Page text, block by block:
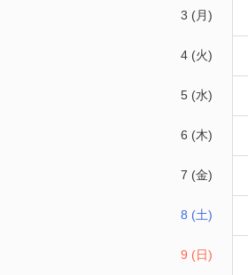
3 (月)
4 (火)
5 (水)
6 (木)
7 (金)
8 (土)
9 (日)